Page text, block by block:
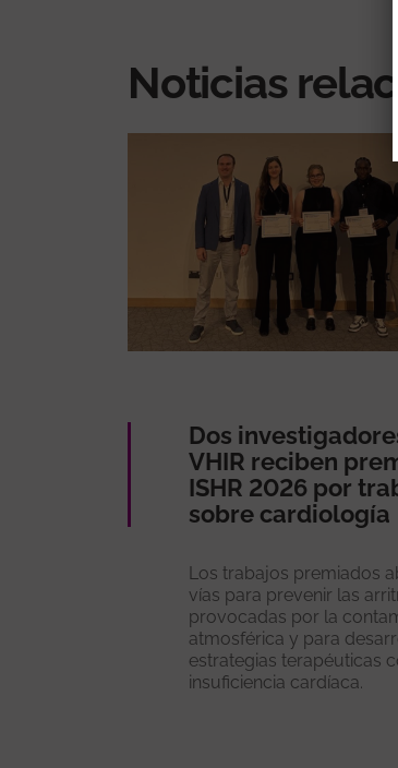
Noticias
Dos
VHIR reciben
ISHR 2026 por
sobre cardiología
Los trabajos premiados
vías para prevenir las
provocadas por la
atmosférica y para
estrategias terapéuticas
insuficiencia cardíaca.